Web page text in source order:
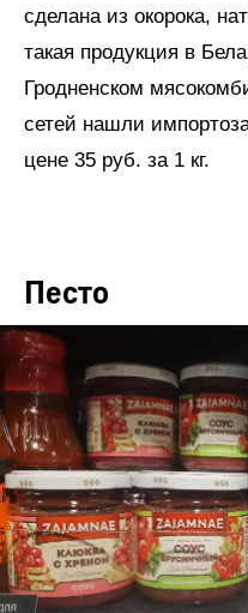
сделана из окорока,
такая продукция в
Гродненском
сетей нашли
цене 35 руб. за 1 кг.
Песто